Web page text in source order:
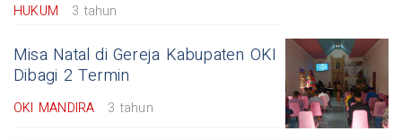
HUKUM 3 tahun
Misa Natal di Gereja Kabupaten OKI
Dibagi 2 Termin
OKI MANDIRA 3 tahun